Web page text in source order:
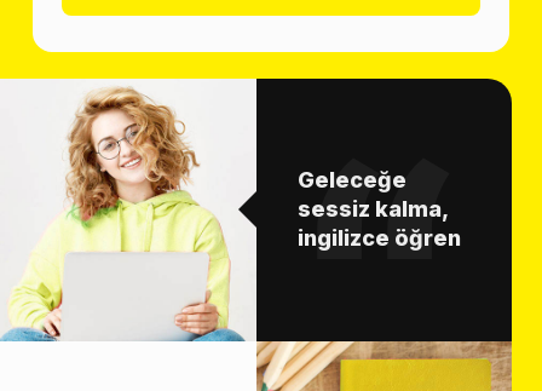
Geleceğe
sessiz kalma,
ingilizce öğren